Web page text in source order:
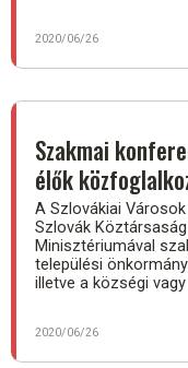
2020/06/26
Szakmai
élők
A Szlovákiai
Szlovák
Minisztériumával
települési
illetve a községi
2020/06/26